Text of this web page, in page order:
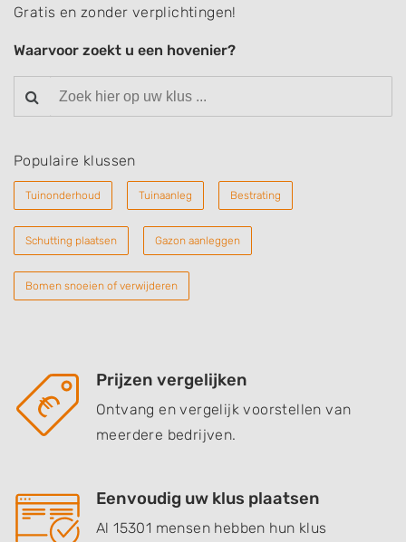
Gratis en zonder verplichtingen!
Waarvoor zoekt u een hovenier?
Populaire klussen
Tuinonderhoud Tuinaanleg Bestrating
Schutting plaatsen Gazon aanleggen
Bomen snoeien of verwijderen
Prijzen vergelijken
Ontvang en vergelijk voorstellen van
meerdere bedrijven.
Eenvoudig uw klus plaatsen
Al 15301 mensen hebben hun klus